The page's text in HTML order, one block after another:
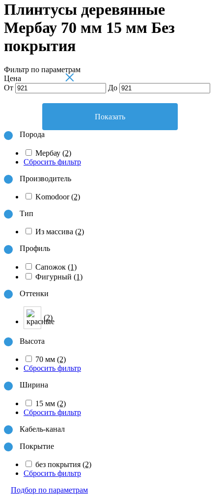
Плинтусы деревянные
Мербау 70 мм 15 мм Без
покрытия
Фильтр по параметрам
×
Цена
От
До
Показать
Порода
Мербау (2)
Сбросить фильтр
Производитель
Komodoor(2)
Тип
Из массива (2)
Профиль
Сапожок (1)
Фигурный (1)
Оттенки
(2)
Высота
70 мм (2)
Сбросить фильтр
Ширина
15 мм (2)
Сбросить фильтр
Кабель-канал
Покрытие
без покрытия (2)
Сбросить фильтр
Подбор по параметрам